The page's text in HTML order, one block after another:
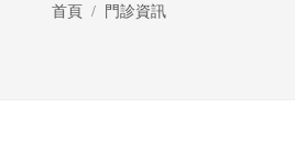
首頁 門診資訊